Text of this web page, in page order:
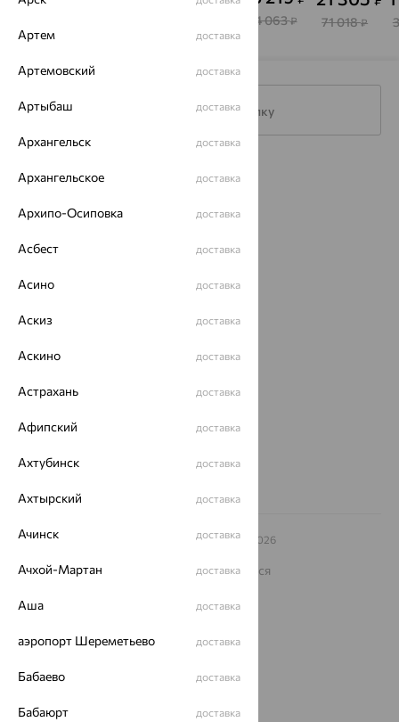
EFREMOV
SOKOLOV
54 063₽
Алмаз-
Холдинг
71 018₽
Подписаться на рассылку
Каталог
Акции
Доставка
ул. Зегеля, 27/2
8 (800) 250-02-30
© ООО «Ювелирный дом «Кристалл»,2009 – 2026
На информационном ресурсе применяются
ОГРН 1044800168379
Разработка сайта —
Артем доставка
Артемовский доставка
Артыбаш доставка
Архангельск доставка
Архангельское доставка
Архипо-Осиповка доставка
Асбест доставка
Асино доставка
Аскиз доставка
Аскино доставка
Астрахань доставка
Афипский доставка
Ахтубинск доставка
Ахтырский доставка
Ачинск доставка
Ачхой-Мартан доставка
Аша доставка
аэропорт Шереметьево доставка
Бабаево доставка
Бабаюрт доставка